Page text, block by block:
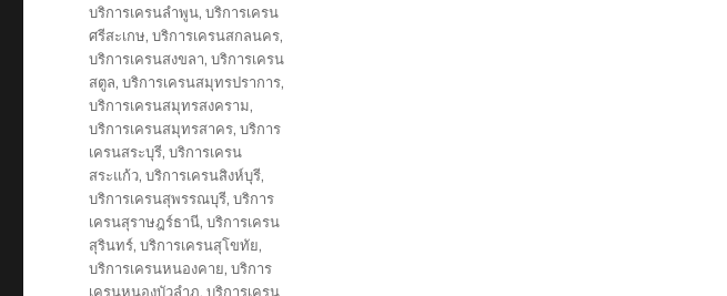
บริการเครนลำพูน,บริการเครน
ศรีสะเกษ,บริการเครนสกลนคร,
บริการเครนสงขลา,บริการเครน
สตูล,บริการเครนสมุทรปราการ,
บริการเครนสมุทรสงคราม,
บริการเครนสมุทรสาคร,บริการ
เครนสระบุรี,บริการเครน
สระแก้ว,บริการเครนสิงห์บุรี,
บริการเครนสุพรรณบุรี,บริการ
เครนสุราษฎร์ธานี,บริการเครน
สุรินทร์,บริการเครนสุโขทัย,
บริการเครนหนองคาย,บริการ
เครนหนองบัวลำภู,บริการเครน